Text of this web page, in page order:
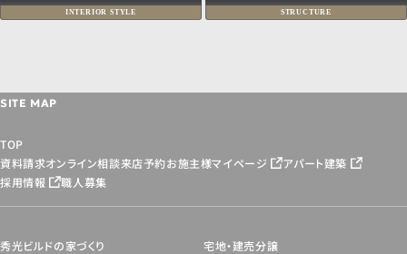
INTERIOR STYLE STRUCTURE
SITE MAP
TOP
資料請求オンライン相談来店予約お施主様マイページ
アパート建築
採用情報
職人募集
秀光ビルドの家づくり
宅地・建売分譲